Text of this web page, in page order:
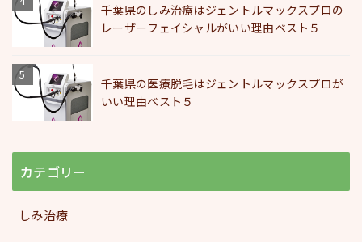
千葉県のしみ治療はジェントルマックスプロの
レーザーフェイシャルがいい理由ベスト５
千葉県の医療脱毛はジェントルマックスプロが
いい理由ベスト５
カテゴリー
しみ治療